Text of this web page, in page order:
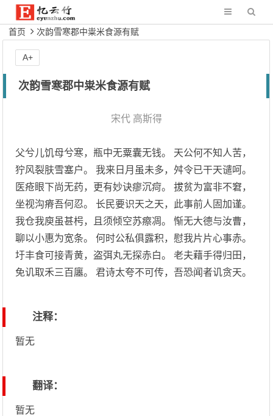
首页 次韵雪寒郡中粜米食源有赋
次韵雪寒郡中粜米食源有赋
宋代 高斯得
父兮儿饥母兮寒，瓶中无粟囊无钱。 天公何不知人苦，
狞风裂肤雪塞户。 我来日月虽未多，舛令已干天谴呵。
医疮眼下尚无药，更有妙诀瘳沉疴。 拔贫为富非不窘，
坐视沟瘠吾何忍。 长民要识天之天，此事前人固加谨。
我仓我庾虽甚枵，且须倾空苏瘵凋。 惭无大德与汝曹，
聊以小惠为宽条。 何时公私俱露积，慰我片片心事赤。
圩丰食可接青黄，盗弭丸无探赤白。 老夫藉手得归田，
免讥取禾三百廛。 君诗太夸不可传，吾恐闻者讥贪天。
注释：
暂无
翻译：
暂无
A+